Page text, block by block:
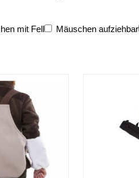
mit Fell Mäuschen aufziehbar